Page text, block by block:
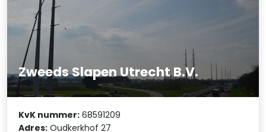
Zweeds Slapen Utrecht B.V.
KvK nummer: 68591209
Adres: Oudkerkhof 27